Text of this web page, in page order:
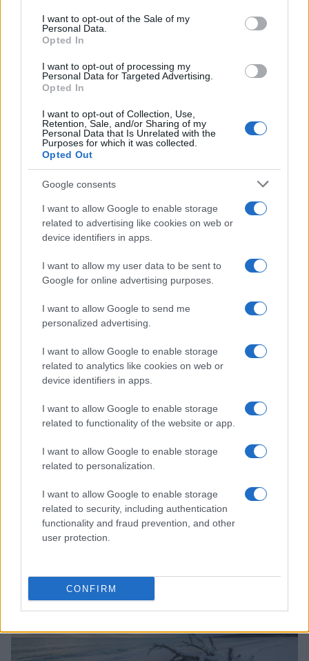
consent section.
I want to opt-out of the Sale of my
Personal Data.
Opted In
I want to opt-out of processing my
Personal Data for Targeted Advertising.
Opted In
I want to opt-out of Collection, Use,
Retention, Sale, and/or Sharing of my
Personal Data that Is Unrelated with the
Purposes for which it was collected.
Opted Out
Google consents
I want to allow Google to enable storage
related to advertising like cookies on web or
device identifiers in apps.
I want to allow my user data to be sent to
Google for online advertising purposes.
I want to allow Google to send me
personalized advertising.
I want to allow Google to enable storage
related to analytics like cookies on web or
device identifiers in apps.
I want to allow Google to enable storage
related to functionality of the website or app.
I want to allow Google to enable storage
related to personalization.
I want to allow Google to enable storage
related to security, including authentication
functionality and fraud prevention, and other
user protection.
CONFIRM
Continua a leggere
NOTIZIE
Scoperte carcasse di moto e motori in container
destinati al Senegal
Ilaria Mauri · 4 Ago 2026